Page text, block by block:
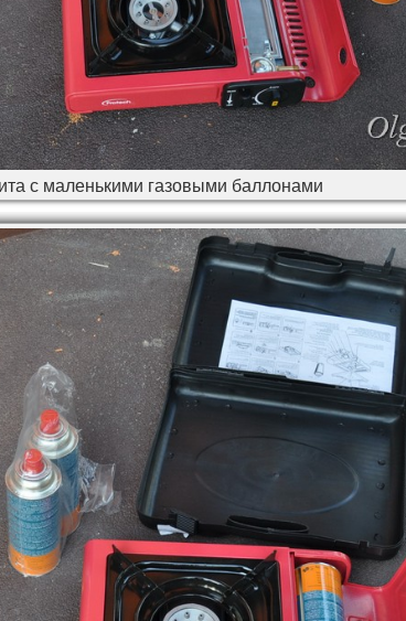
с маленькими газовыми баллонами